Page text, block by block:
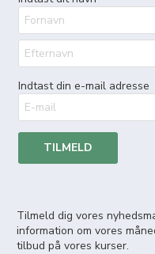
Indtast din e-mail adresse
TILMELD
Tilmeld dig vores
information om vores
tilbud på vores kurser.